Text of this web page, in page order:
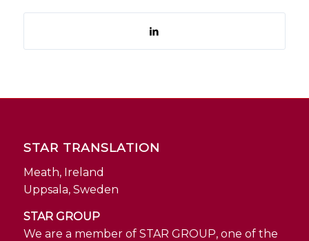
STAR TRANSLATION
Meath, Ireland
Uppsala, Sweden
STAR GROUP
We are a member of STAR GROUP, one of the